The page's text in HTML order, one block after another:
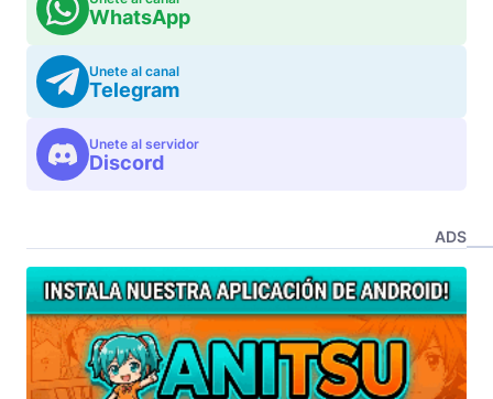
WhatsApp
Unete al canal
Telegram
Unete al servidor
Discord
ADS